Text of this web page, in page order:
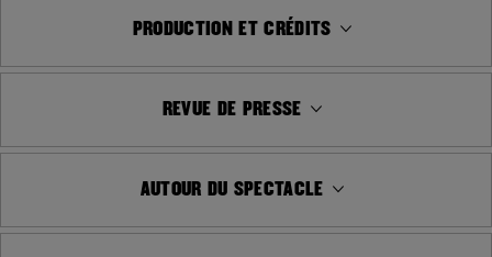
PRODUCTION ET CRÉDITS
REVUE DE PRESSE
AUTOUR DU SPECTACLE